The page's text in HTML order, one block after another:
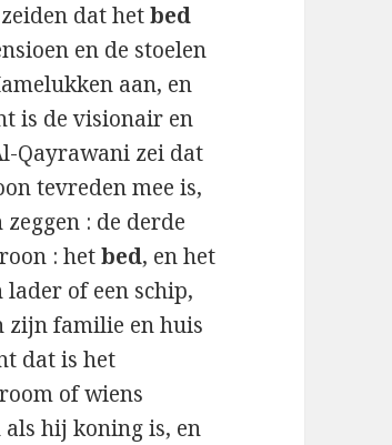
dat hetbed
en de stoelen
aan, en
is de visionair en
Qayrawani zei dat
tevreden mee is,
: de derde
: hetbed, en het
of een schip,
zijn familie en huis
dat is het
of wiens
hij koning is, en